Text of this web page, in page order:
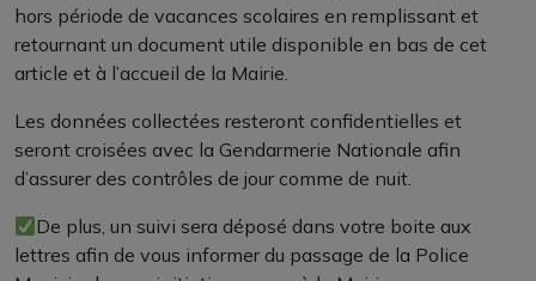
hors période de vacances scolaires en remplissant et
retournant un document utile disponible en bas de cet
article et à l’accueil de la Mairie.
Les données collectées resteront confidentielles et
seront croisées avec la Gendarmerie Nationale afin
d’assurer des contrôles de jour comme de nuit.
De plus, un suivi sera déposé dans votre boite aux
lettres afin de vous informer du passage de la Police